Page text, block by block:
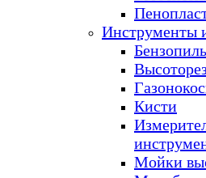
Инструменты
Кисти
Мойки